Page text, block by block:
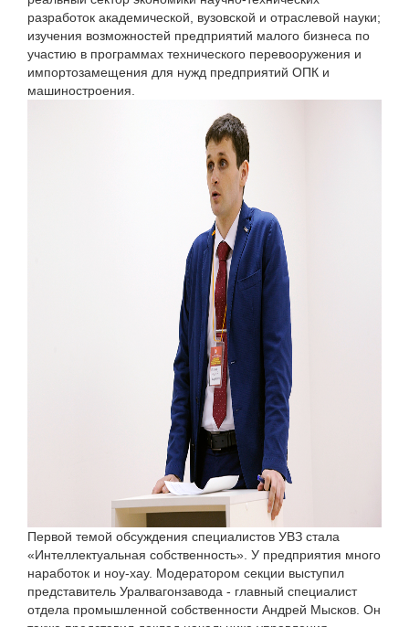
разработок академической, вузовской и отраслевой науки;
изучения возможностей предприятий малого бизнеса по
участию в программах технического перевооружения и
импортозамещения для нужд предприятий ОПК и
машиностроения.
Первой темой обсуждения специалистов УВЗ стала
«Интеллектуальная собственность». У предприятия много
наработок и ноу-хау. Модератором секции выступил
представитель Уралвагонзавода - главный специалист
отдела промышленной собственности Андрей Мысков. Он